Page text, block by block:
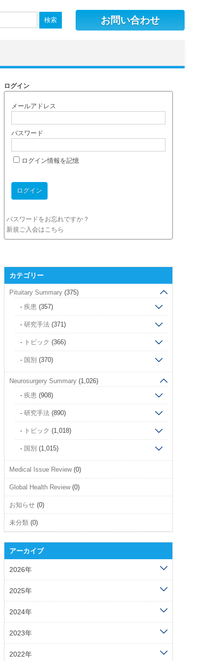
お問い合わせ
ログイン
メールアドレス
パスワード
ログイン情報を記憶
パスワードをお忘れですか？
新規ご入会はこちら
カテゴリー
Pituitary Summary(375)
疾患 (357)
研究手法(371)
トピック (366)
国別 (370)
Neurosurgery Summary(1,026)
疾患 (908)
研究手法(890)
トピック (1,018)
国別 (1,015)
Medical Issue Review(0)
Global Health Review(0)
お知らせ(0)
未分類(0)
アーカイブ
2026年
2025年
2024年
2023年
2022年